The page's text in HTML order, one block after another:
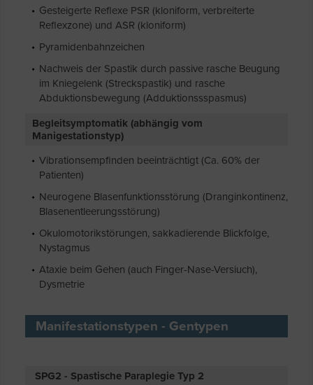
Gesteigerte Reflexe PSR (kloniform, verbreiterte
Reflexzone) und ASR (kloniform)
Pyramidenbahnzeichen
Nachweis der Spastik durch passive rasche Beugung
im Kniegelenk (Streckspastik) und rasche
Abduktionsbewegung (Adduktionssspasmus)
Begleitsymptomatik (abhängig vom
Manigestationstyp)
Vibrationsempfinden beeinträchtigt (Ca. 60% der
Patienten)
Neurogene Blasenfunktionsstörung (Dranginkontinenz,
Blasenentleerungsstörung)
Okulomotorikstörungen, sakkadierende Blickfolge,
Nystagmus
Ataxie beim Gehen (auch Finger-Nase-Versiuch),
Dysmetrie
Manifestationstypen - Gentypen
SPG2 - Spastische Paraplegie Typ 2